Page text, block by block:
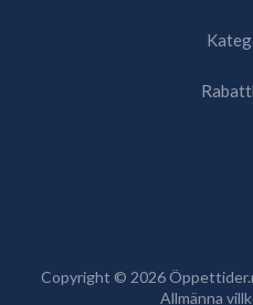
Copyright © 2026
Allmänna